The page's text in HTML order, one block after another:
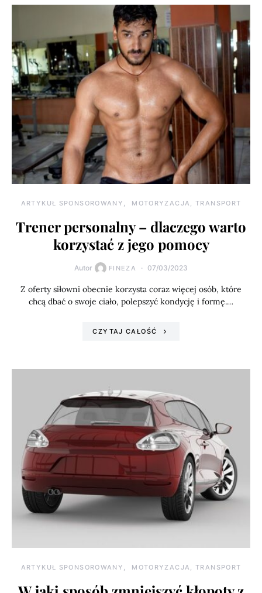
ARTYKUŁ SPONSOROWANY MOTORYZACJA, TRANSPORT
Trener personalny – dlaczego warto
korzystać z jego pomocy
Autor FINEZA 07/03/2023
Z oferty siłowni obecnie korzysta coraz więcej osób, które
chcą dbać o swoje ciało, polepszyć kondycję i formę.…
CZYTAJ CAŁOŚĆ
ARTYKUŁ SPONSOROWANY MOTORYZACJA, TRANSPORT